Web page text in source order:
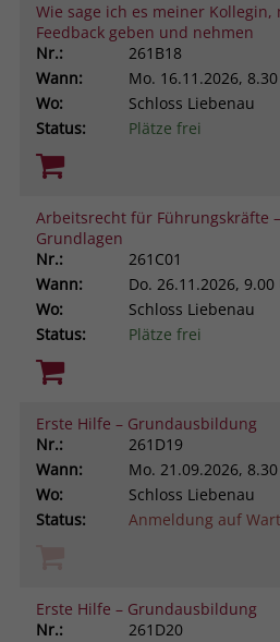
Wie sage ich es meiner Kollegin,
Feedback geben und nehmen
Nr.:
261B18
Wann:
Mo. 16.11.2026,
Wo:
Schloss Liebenau
Status:
Plätze frei
Arbeitsrecht für Führungskräfte
Grundlagen
Nr.:
261C01
Wann:
Do. 26.11.2026, 9.00
Wo:
Schloss Liebenau
Status:
Plätze frei
Erste Hilfe – Grundausbildung
Nr.:
261D19
Wann:
Mo. 21.09.2026,
Wo:
Schloss Liebenau
Status:
Anmeldung auf
Erste Hilfe – Grundausbildung
Nr.:
261D20